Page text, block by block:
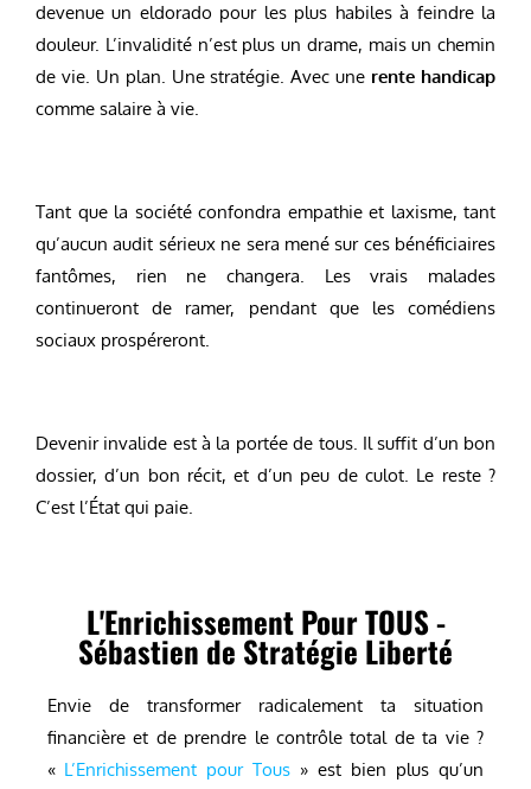
devenue un eldorado pour les plus habiles à feindre la
douleur. L’invalidité n’est plus un drame, mais un chemin
de vie. Un plan. Une stratégie. Avec une rente handicap
comme salaire à vie.
Tant que la société confondra empathie et laxisme, tant
qu’aucun audit sérieux ne sera mené sur ces bénéficiaires
fantômes, rien ne changera. Les vrais malades
continueront de ramer, pendant que les comédiens
sociaux prospéreront.
Devenir invalide est à la portée de tous. Il suffit d’un bon
dossier, d’un bon récit, et d’un peu de culot. Le reste ?
C’est l’État qui paie.
L'Enrichissement Pour TOUS -
Sébastien de Stratégie Liberté
Envie de transformer radicalement ta situation
financière et de prendre le contrôle total de ta vie ?
« L’Enrichissement pour Tous » est bien plus qu’un